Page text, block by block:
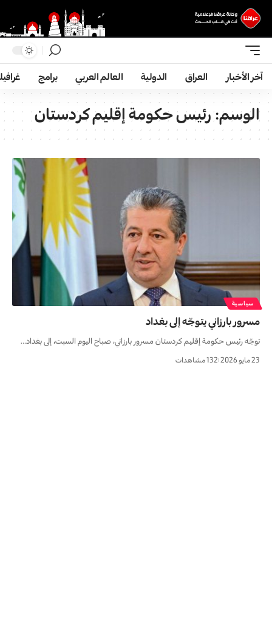
آخر الأخبار العراق الدولية العالم العربي برامج
الوسم:رئيس حكومة إقليم كردستان
سياسية
مسرور بارزاني يتوجّه إلى بغداد
توجّه رئيس حكومة إقليم كردستان مسرور بارزاني، صباح اليوم السبت، إلى بغداد…
23 مايو 2026 132 مشاهدات